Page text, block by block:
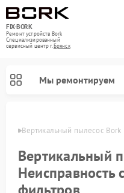
FIX-BORK
Ремонт устройств Bork
Специализированный
cервисный центр г.Брянск
Мы ремонтируем
Вертикальный пылесос Bork
Вертикальный
Неисправность